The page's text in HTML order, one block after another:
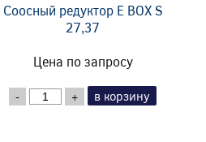
Соосный редуктор E BOX S
27,37
Цена по запросу
- + в корзину